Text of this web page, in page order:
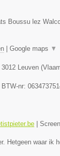
Boussu lez
| Google maps ▼
3012 Leuven (
, BTW-nr:
|
Hetgeen waar ik